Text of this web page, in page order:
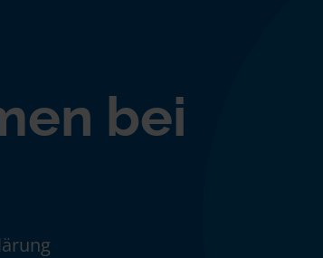
bei